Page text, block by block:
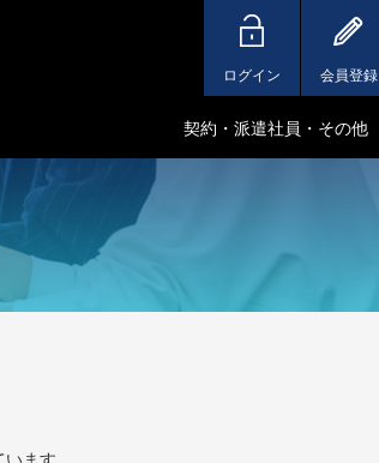
ログイン 会員登録
契約・派遣社員・その他
ます。